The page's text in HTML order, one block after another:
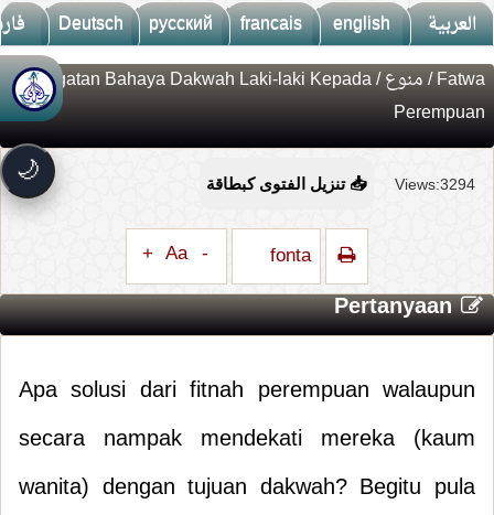
العربية english
francais
русский
Deutsch
🌙
🚀جديد الموقع!
سرعة فائقة
واجهة أكثر أناقة وسهولة
🔔إشعارات ذكية
تتابع كل جديد بخطوة واحدة
Fatwa
/منوع / Peringatan Bahaya Dakwah Laki-laki Kepada
Perempuan
Views:3294 📥 تنزيل الفتوى كبطاقة
fonta
-
Aa
+
Pertanyaan
Apa solusi dari fitnah perempuan walaupun
secara nampak mendekati mereka (kaum
wanita) dengan tujuan dakwah? Begitu pula